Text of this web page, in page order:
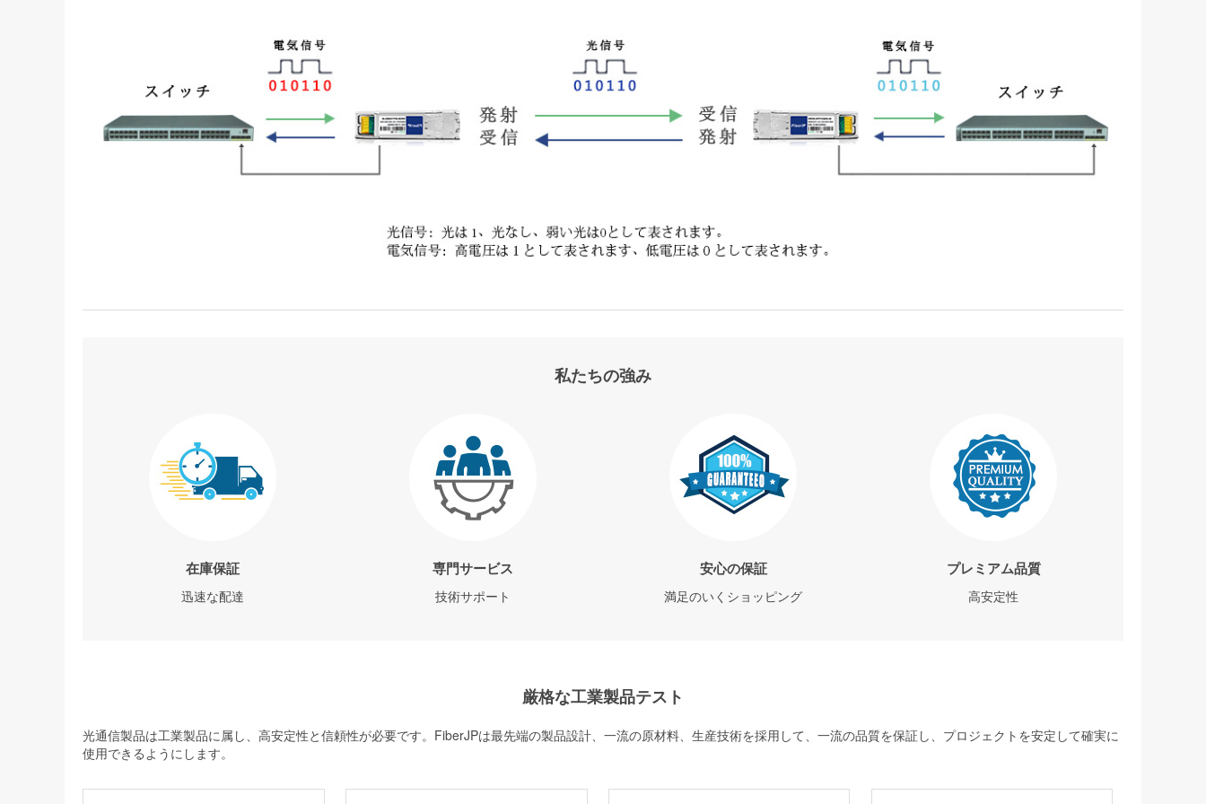
私たちの強み
在庫保証
迅速な配達
専門サービス
技術サポート
安心の保証
満足のいくショッピング
プレミアム品質
高安定性
厳格な工業製品テスト
光通信製品は工業製品に属し、高安定性と信頼性が必要です。FiberJPは最先端の製品設計、一流の原材料、生産技術を採用して、一流の品質を保証し、プロジェクトを安定して確実に
使用できるようにします。